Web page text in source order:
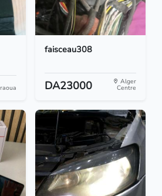
faisceau308
DA23000 Alger
Centre